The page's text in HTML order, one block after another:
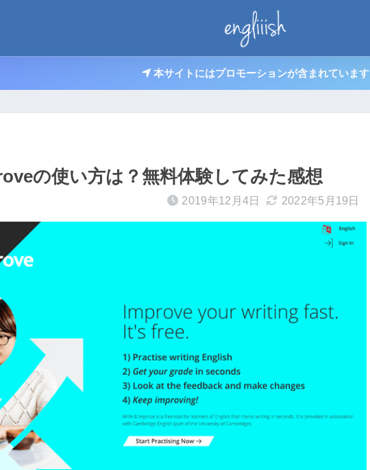
本サイトにはプロモーションが含まれています
の使い方は？無料体験してみた感想
2019年12月4日 2022年5月19日